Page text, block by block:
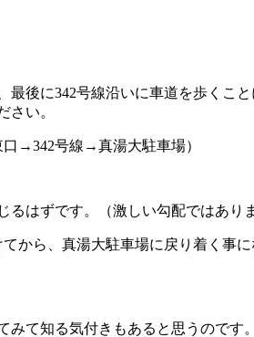
号線沿いに車道を歩くこと
。
→342号線→真湯大駐車場）
はずです。（激しい勾配ではあり
から、真湯大駐車場に戻り着く事
て知る気付きもあると思うのです。